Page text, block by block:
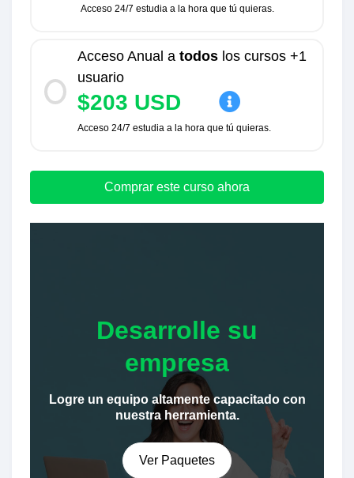
Acceso 24/7 estudia a la hora que tú quieras.
Acceso Anual a todoslos cursos +1
usuario
$203 USD
Acceso 24/7 estudia a la hora que tú quieras.
Comprar este curso ahora
Desarrolle su
empresa
Logre un equipo altamente capacitado con
nuestra herramienta.
Ver Paquetes